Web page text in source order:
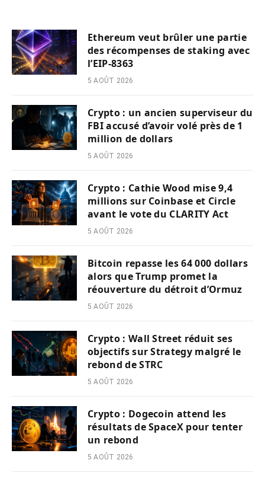
Ethereum veut brûler une partie
des récompenses de staking avec
l’EIP-8363
5 AOÛT 2026
Crypto : un ancien superviseur du
FBI accusé d’avoir volé près de 1
million de dollars
5 AOÛT 2026
Crypto : Cathie Wood mise 9,4
millions sur Coinbase et Circle
avant le vote du CLARITY Act
5 AOÛT 2026
Bitcoin repasse les 64 000 dollars
alors que Trump promet la
réouverture du détroit d’Ormuz
5 AOÛT 2026
Crypto : Wall Street réduit ses
objectifs sur Strategy malgré le
rebond de STRC
5 AOÛT 2026
Crypto : Dogecoin attend les
résultats de SpaceX pour tenter
un rebond
5 AOÛT 2026